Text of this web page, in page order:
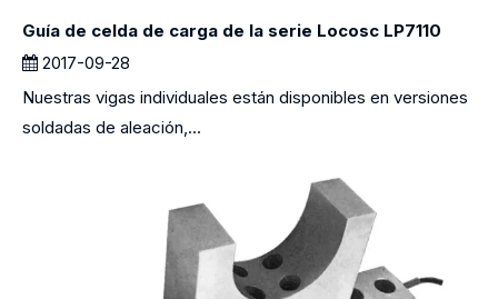
Guía de celda de carga de la serie Locosc LP7110
2017-09-28
Nuestras vigas individuales están disponibles en versiones
soldadas de aleación,...